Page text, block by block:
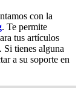
con la
. Te permite
tus artículos
Si tienes alguna
a su soporte en